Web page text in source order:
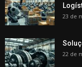
23 de
22 de